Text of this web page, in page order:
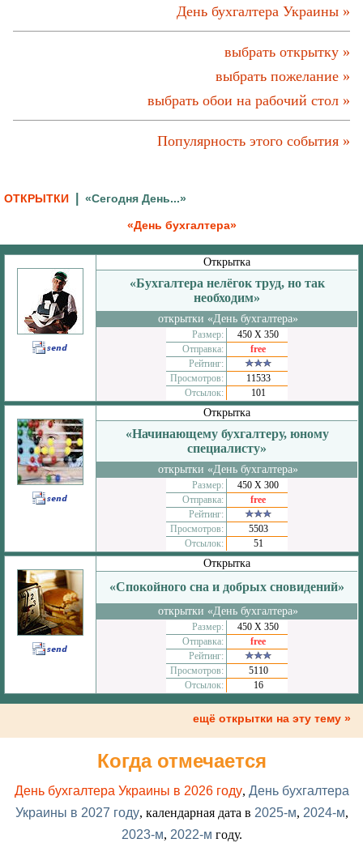
День бухгалтера Украины »
выбрать открытку »
выбрать пожелание »
выбрать обои на рабочий стол »
Популярность этого события »
ОТКРЫТКИ «Сегодня День...»
«День бухгалтера»
Открытка
«Бухгалтера нелёгок труд, но так
необходим»
открытки «День бухгалтера»
Размер:
450 Х 350
Отправка:
free
Рейтинг:
Просмотров:
11533
Отсылок:
101
Открытка
«Начинающему бухгалтеру, юному
специалисту»
открытки «День бухгалтера»
Размер:
450 Х 300
Отправка:
free
Рейтинг:
Просмотров:
5503
Отсылок:
51
Открытка
«Спокойного сна и добрых сновидений»
открытки «День бухгалтера»
Размер:
450 Х 350
Отправка:
free
Рейтинг:
Просмотров:
5110
Отсылок:
16
ещё открытки на эту тему »
Когда отмечается
День бухгалтера Украины в 2026 году, День бухгалтера
Украины в 2027 году, календарная дата в 2025-м, 2024-м,
2023-м, 2022-м году.